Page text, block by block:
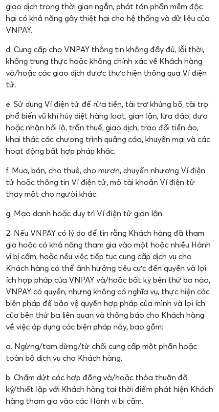
giao dịch trong thời gian ngắn, phát tán phần mềm độc
hại có khả năng gây thiệt hại cho hệ thống và dữ liệu của
VNPAY.
d. Cung cấp cho VNPAY thông tin không đầy đủ, lỗi thời,
không trung thực hoặc không chính xác về Khách hàng
và/hoặc các giao dịch được thực hiện thông qua Ví điện
tử.
e. Sử dụng Ví điện tử để rửa tiền, tài trợ khủng bố, tài trợ
phổ biến vũ khí hủy diệt hàng loạt, gian lận, lừa đảo, đưa
hoặc nhận hối lộ, trốn thuế, giao dịch, trao đổi tiền ảo,
khai thác các chương trình quảng cáo, khuyến mại và các
hoạt động bất hợp pháp khác.
f. Mua, bán, cho thuê, cho mượn, chuyển nhượng Ví điện
tử hoặc thông tin Ví điện tử, mở tài khoản Ví điện tử
thay mặt cho người khác.
g. Mạo danh hoặc duy trì Ví điện tử gian lận.
2. Nếu VNPAY có lý do để tin rằng Khách hàng đã tham
gia hoặc có khả năng tham gia vào một hoặc nhiều Hành
vi bị cấm, hoặc nếu việc tiếp tục cung cấp dịch vụ cho
Khách hàng có thể ảnh hưởng tiêu cực đến quyền và lợi
ích hợp pháp của VNPAY và/hoặc bất kỳ bên thứ ba nào,
VNPAY có quyền, nhưng không có nghĩa vụ, thực hiện các
biện pháp để bảo vệ quyền hợp pháp của mình và lợi ích
của bên thứ ba liên quan và thông báo cho Khách hàng
về việc áp dụng các biện pháp này, bao gồm:
a. Ngừng/tạm dừng/từ chối cung cấp một phần hoặc
toàn bộ dịch vụ cho Khách hàng.
b. Chấm dứt các hợp đồng và/hoặc thỏa thuận đã
ký/thiết lập với Khách hàng tại thời điểm phát hiện Khách
hàng tham gia vào các Hành vi bị cấm.